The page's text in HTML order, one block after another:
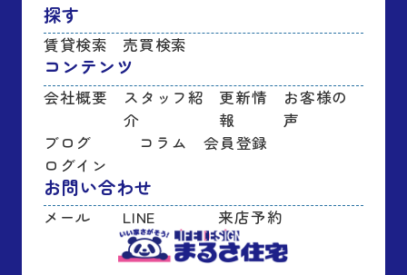
探す
賃貸検索 売買検索
コンテンツ
会社概要
スタッフ紹
介
更新情
報
お客様の
声
ブログ
コラム
会員登録
ログイン
お問い合わせ
メール LINE 来店予約